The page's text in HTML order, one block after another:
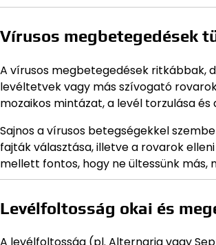
Vírusos megbetegedések
A vírusos megbetegedések ritkábbak,
levéltetvek vagy más szívogató
mozaikos mintázat, a levél torzulása és
Sajnos a vírusos betegségekkel
fajták választása, illetve a rovarok
mellett fontos, hogy ne ültessünk
Levélfoltosság okai és